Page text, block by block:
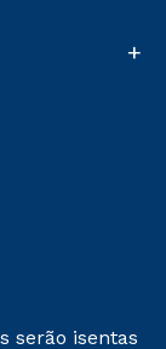
+
serão isentas